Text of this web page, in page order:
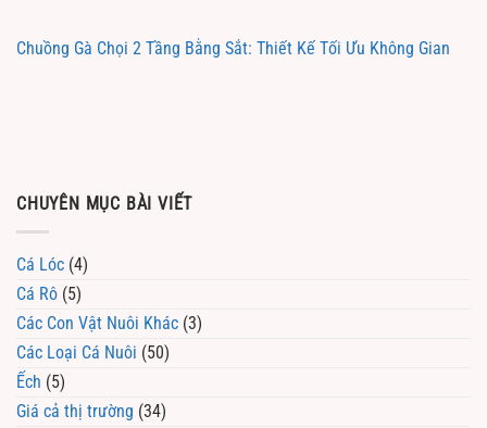
Chuồng Gà Chọi 2 Tầng Bằng Sắt: Thiết Kế Tối Ưu Không Gian
CHUYÊN MỤC BÀI VIẾT
Cá Lóc (4)
Cá Rô (5)
Các Con Vật Nuôi Khác (3)
Các Loại Cá Nuôi (50)
Ếch (5)
Giá cả thị trường (34)